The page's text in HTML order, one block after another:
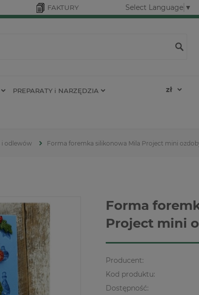
FAKTURY Select Language ▼
PREPARATY i NARZĘDZIA
i odlewów Forma foremka silikonowa Mila Project mini
Forma
Project mini
Producent:
Kod produktu:
Dostępność: